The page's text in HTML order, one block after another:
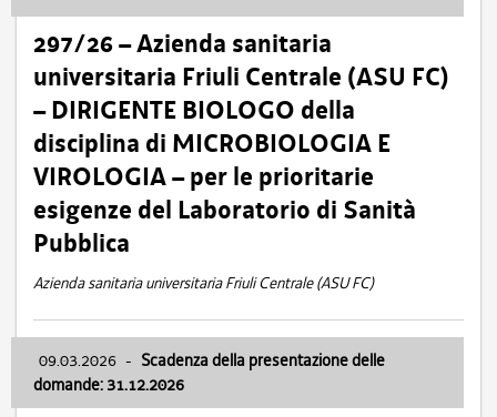
297/26 – Azienda sanitaria
universitaria Friuli Centrale (ASU FC)
– DIRIGENTE BIOLOGO della
disciplina di MICROBIOLOGIA E
VIROLOGIA – per le prioritarie
esigenze del Laboratorio di Sanità
Pubblica
Azienda sanitaria universitaria Friuli Centrale (ASU FC)
09.03.2026 - Scadenza della presentazione delle
domande: 31.12.2026